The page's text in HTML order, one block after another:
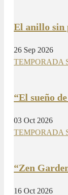
El anillo sin
26 Sep 2026
TEMPORADA
“El sueño
03 Oct 2026
TEMPORADA
“Zen
16 Oct 2026